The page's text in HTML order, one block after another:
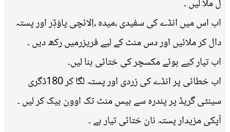
ل ملا لیں ۔
اب اس میں انڈے کی سفیدی ،میدہ ،اِلائچی پاؤڈٖر اور پستہ
دال کر ملائیں اور دس منٹ کے لیے فریزرمیں رکھ دیں ۔
اب تیار کیے ہوئے مکسچر کی ختائی بنا لیں۔
اب خطائی پر انڈے کی زردی اور پستہ لگا کر 180ڈگری
سینٹی گریڈ پر پندرہ سے بیس منٹ تک اوون بیک کر لیں ۔
آپکی مزیدار پستہ نان ختائی تیار ہے ۔